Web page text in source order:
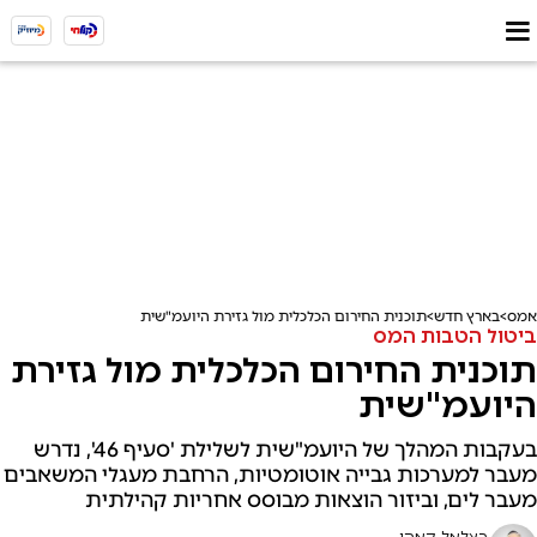
אמס בארץ חדש תוכנית החירום הכלכלית מול גזירת היועמ"שית
ביטול הטבות המס
תוכנית החירום הכלכלית מול גזירת
היועמ"שית
בעקבות המהלך של היועמ"שית לשלילת 'סעיף 46', נדרש
מעבר למערכות גבייה אוטומטיות, הרחבת מעגלי המשאבים
מעבר לים, וביזור הוצאות מבוסס אחריות קהילתית